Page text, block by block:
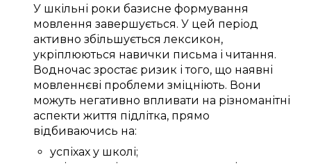
У шкільні роки базисне формування
мовлення завершується. У цей період
активно збільшується лексикон,
укріплюються навички письма і читання.
Водночас зростає ризик і того, що наявні
мовленнєві проблеми зміцніють. Вони
можуть негативно впливати на різноманітні
аспекти життя підлітка, прямо
відбиваючись на:
успіхах у школі;